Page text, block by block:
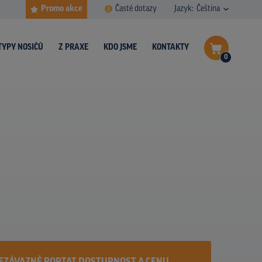
Promo akce Časté dotazy Jazyk: Čeština
0
NOSIČŮ Z PRAXE KDO JSME KONTAKTY